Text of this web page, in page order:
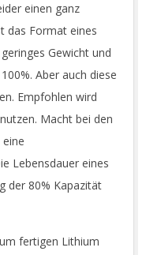
einen ganz
das Format eines
Gewicht und
Aber auch diese
Empfohlen wird
Macht bei den
Lebensdauer eines
der 80% Kapazität
fertigen Lithium